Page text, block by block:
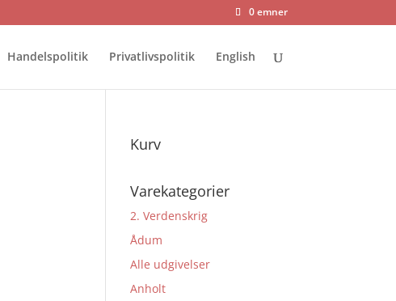
0 emner
Handelspolitik Privatlivspolitik English
Kurv
Varekategorier
2. Verdenskrig
Ådum
Alle udgivelser
Anholt